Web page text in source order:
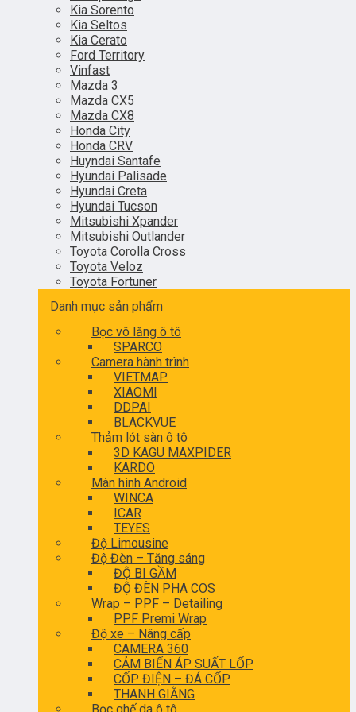
Kia Sorento
Kia Seltos
Kia Cerato
Ford Territory
Vinfast
Mazda 3
Mazda CX5
Mazda CX8
Honda City
Honda CRV
Huyndai Santafe
Hyundai Palisade
Hyundai Creta
Hyundai Tucson
Mitsubishi Xpander
Mitsubishi Outlander
Toyota Corolla Cross
Toyota Veloz
Toyota Fortuner
Danh mục sản phẩm
Bọc vô lăng ô tô
SPARCO
Camera hành trình
VIETMAP
XIAOMI
DDPAI
BLACKVUE
Thảm lót sàn ô tô
3D KAGU MAXPIDER
KARDO
Màn hình Android
WINCA
ICAR
TEYES
Độ Limousine
Độ Đèn – Tăng sáng
ĐỘ BI GẦM
ĐỘ ĐÈN PHA COS
Wrap – PPF – Detailing
PPF Premi Wrap
Độ xe – Nâng cấp
CAMERA 360
CẢM BIẾN ÁP SUẤT LỐP
CỐP ĐIỆN – ĐÁ CỐP
THANH GIẰNG